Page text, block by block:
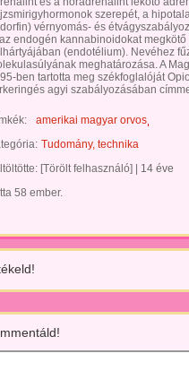
szerepét, a
vérnyomás- és
endogén kannabinoidokat
(endotélium). Nevéhez
meghatározása. A
ben tartotta meg székfoglalóját
agyi szabályozásában
amerikai magyar orvos
Tudomány, technika
[Törölt felhasználó]
14 éve
58 ember.